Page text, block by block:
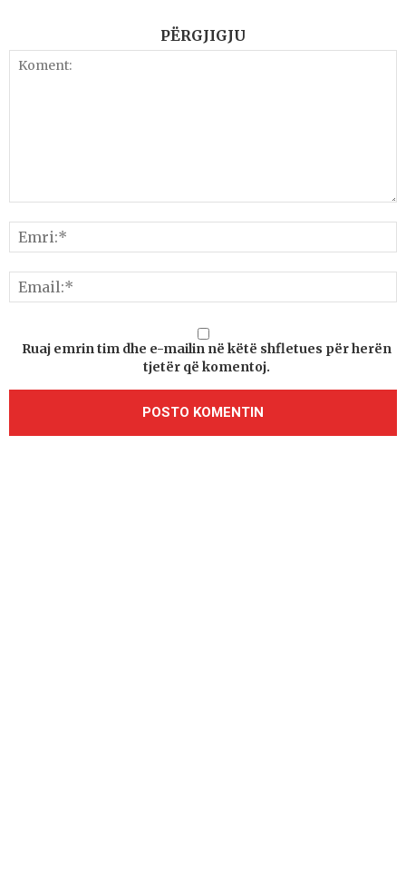
PËRGJIGJU
Ruaj emrin tim dhe e-mailin në këtë shfletues për herën
tjetër që komentoj.